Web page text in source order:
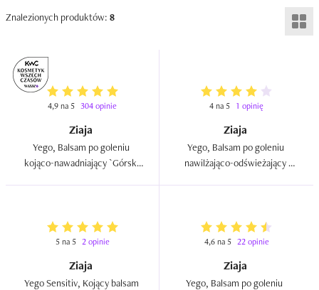
Znalezionych produktów: 8
4,9 na 5 304 opinie
Ziaja
Yego, Balsam po goleniu
kojąco-nawadniający `Górski
4 na 5 1 opinię
Ziaja
Yego, Balsam po goleniu
nawilżająco-odświeżający
5 na 5 2 opinie
Ziaja
Yego Sensitiv, Kojący balsam
4,6 na 5 22 opinie
Ziaja